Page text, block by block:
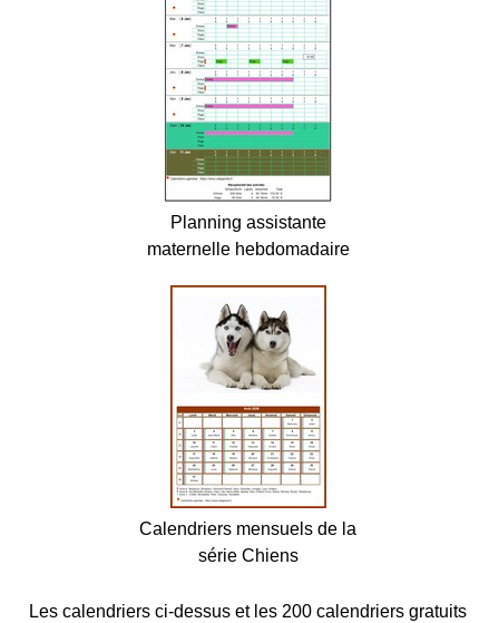
Planning assistante
maternelle hebdomadaire
Calendriers mensuels de la
série Chiens
Les calendriers ci-dessus et les 200 calendriers gratuits